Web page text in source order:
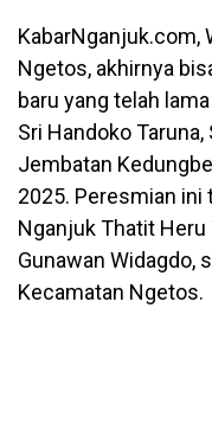
KabarNganjuk.com,
Ngetos, akhirnya
baru yang telah
Sri Handoko Taruna,
Jembatan
2025. Peresmian ini
Nganjuk Thatit Heru
Gunawan Widagdo,
Kecamatan Ngetos.